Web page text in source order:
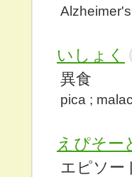
いしょく
異食
pica ;
えぴそー
エピソー